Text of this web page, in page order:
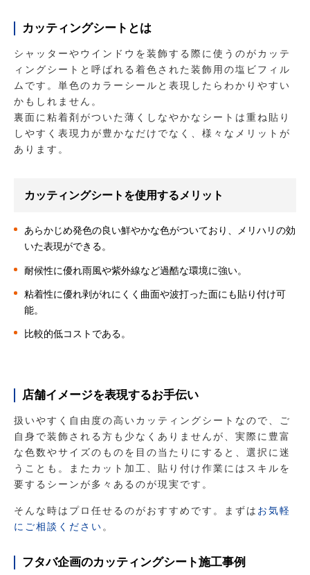
カッティングシートとは
シャッターやウインドウを装飾する際に使うのがカッテ
ィングシートと呼ばれる着色された装飾用の塩ビフィル
ムです。単色のカラーシールと表現したらわかりやすい
かもしれません。
裏面に粘着剤がついた薄くしなやかなシートは重ね貼り
しやすく表現力が豊かなだけでなく、様々なメリットが
あります。
カッティングシートを使用するメリット
あらかじめ発色の良い鮮やかな色がついており、メリハリの効
いた表現ができる。
耐候性に優れ雨風や紫外線など過酷な環境に強い。
粘着性に優れ剥がれにくく曲面や波打った面にも貼り付け可
能。
比較的低コストである。
店舗イメージを表現するお手伝い
扱いやすく自由度の高いカッティングシートなので、ご
自身で装飾される方も少なくありませんが、実際に豊富
な色数やサイズのものを目の当たりにすると、選択に迷
うことも。またカット加工、貼り付け作業にはスキルを
要するシーンが多々あるのが現実です。
そんな時はプロ任せるのがおすすめです。まずは お気軽
にご相談ください。
フタバ企画のカッティングシート施工事例